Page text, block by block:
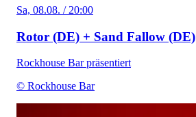
Sa, 08.08. / 20:00
Rotor (DE) + Sand Fallow (DE)
Rockhouse Bar präsentiert
© Rockhouse Bar